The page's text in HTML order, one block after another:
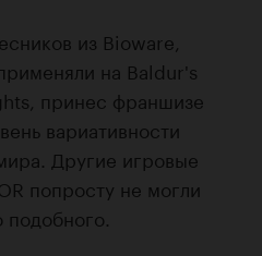
из Bioware,
на Baldur's
принес франшизе
вариативности
Другие игровые
попросту не могли
подобного.